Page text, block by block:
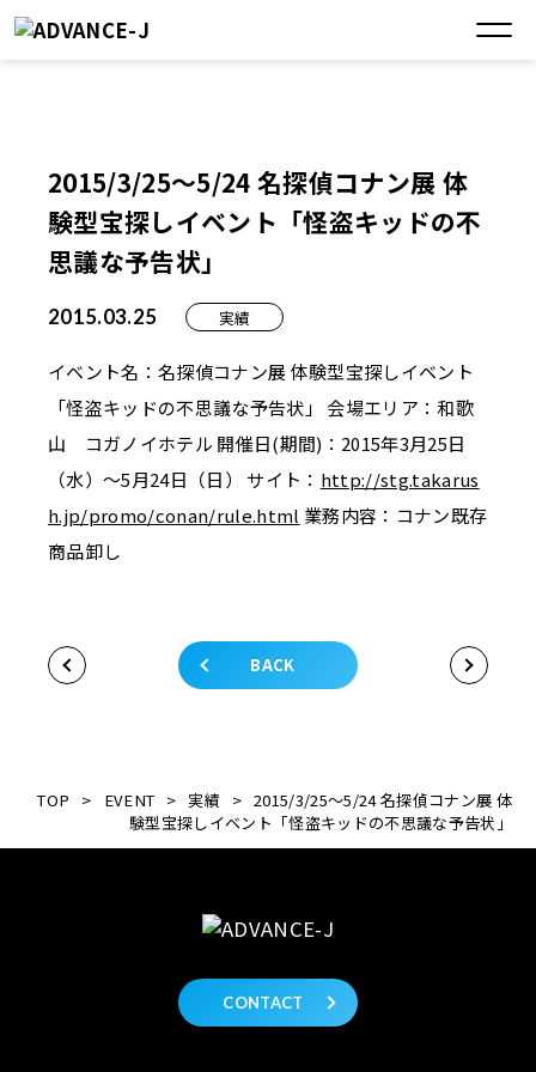
2015/3/25～5/24 名探偵コナン展 体
験型宝探しイベント「怪盗キッドの不
思議な予告状」
2015.03.25 実績
イベント名：名探偵コナン展 体験型宝探しイベント
「怪盗キッドの不思議な予告状」 会場エリア：和歌
山 コガノイホテル 開催日(期間)：2015年3月25日
（水）～5月24日（日） サイト： http://stg.takarus
h.jp/promo/conan/rule.html 業務内容：コナン既存
商品卸し
BACK
TOP > EVENT > 実績 > 2015/3/25～5/24 名探偵コナン展 体
験型宝探しイベント「怪盗キッドの不思議な予告状」
CONTACT